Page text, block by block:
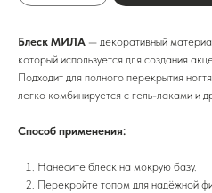
Блеск МИЛА — декоративный
который используется для создания
Подходит для полного перекрытия
легко комбинируется с гель-лаками и
Способ применения:
Нанесите блеск на мокрую базу.
Перекройте топом для надёжной